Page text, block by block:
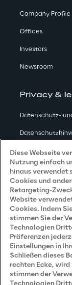
Company Profile
Offices
Investors
Newsroom
Privacy &
Datenschutz-
Accessibility
Careers
Contacts
Diese Webseite
Nutzung einfach
hinaus verwendet
Cookies und
Retargeting-
Website
Cookies. Indem
stimmen Sie der
Technologien
Präferenzen
Einstellungen in
Schließen dieses
rechten Ecke,
stimmen der